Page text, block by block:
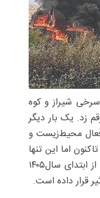
شیراز و کوه
زد. یک بار دیگر
محیط‌زیست و
سال جاری تاکنون اما این تنها
مورد از آتش‌سوزی‌های زاگرس نبوده است. به‌گفته مدیرکل مدیریت بحران استانداری کهگیلویه‌وبویراحمد از ابتدای سال۱۴۰۵